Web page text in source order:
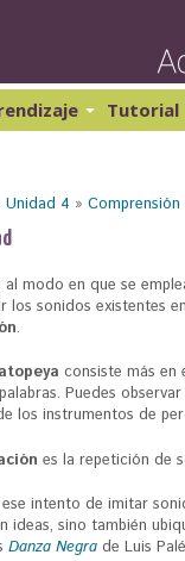
2
Tutorial
Unidad 4 »
al modo en que se
los sonidos existentes
.
consiste más
Puedes
los instrumentos de
es la repetición de
intento de imitar
ideas, sino también
Danza Negra de Luis